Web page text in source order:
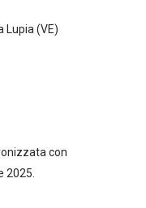
Lupia (VE)
con
2025.